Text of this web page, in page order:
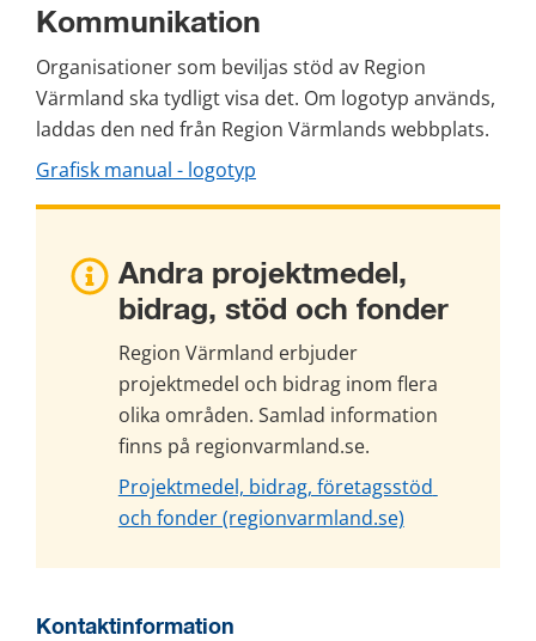
Kommunikation
Organisationer som beviljas stöd av Region
Värmland ska tydligt visa det. Om logotyp används,
laddas den ned från Region Värmlands webbplats.
Grafisk manual - logotyp
Andra projektmedel,
bidrag, stöd och fonder
Region Värmland erbjuder
projektmedel och bidrag inom flera
olika områden. Samlad information
finns på regionvarmland.se.
Projektmedel, bidrag, företagsstöd
och fonder (regionvarmland.se)
Kontaktinformation